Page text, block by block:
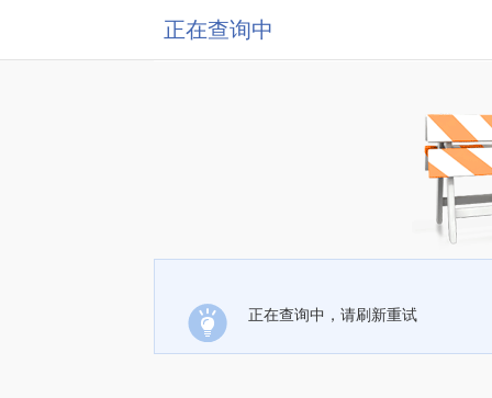
正在查询中
正在查询中，请刷新重试